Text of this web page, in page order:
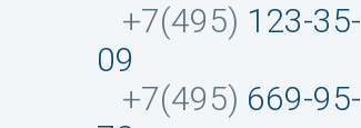
+7(495) 123-35-
09
+7(495) 669-95-